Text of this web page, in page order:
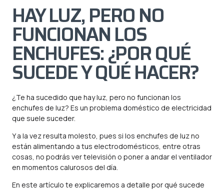
HAY LUZ, PERO NO
FUNCIONAN LOS
ENCHUFES: ¿POR QUÉ
SUCEDE Y QUÉ HACER?
¿Te ha sucedido que hay luz, pero no funcionan los
enchufes de luz? Es un problema doméstico de electricidad
que suele suceder.
Y a la vez resulta molesto, pues si los enchufes de luz no
están alimentando a tus electrodomésticos, entre otras
cosas, no podrás ver televisión o poner a andar el ventilador
en momentos calurosos del día.
En este artículo te explicaremos a detalle por qué sucede